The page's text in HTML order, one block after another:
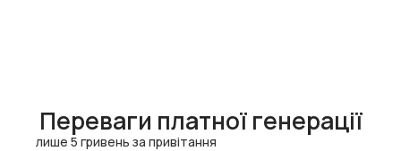
Переваги платної генерації
лише 5 гривень за привітання